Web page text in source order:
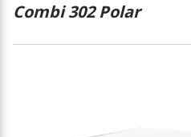
Combi 302 Polar